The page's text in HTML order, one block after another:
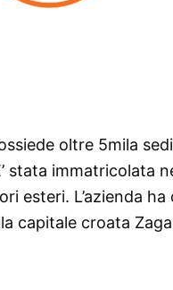
oltre 5mila
stata immatricolata
esteri. L’azienda ha
capitale croata